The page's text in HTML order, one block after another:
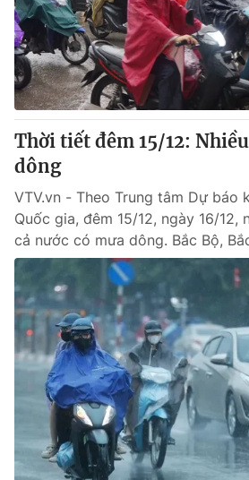
Thời tiết đêm 15/12:
dông
VTV.vn - Theo Trung tâm Dự báo
Quốc gia, đêm 15/12, ngày 16/12,
cả nước có mưa dông. Bắc Bộ,